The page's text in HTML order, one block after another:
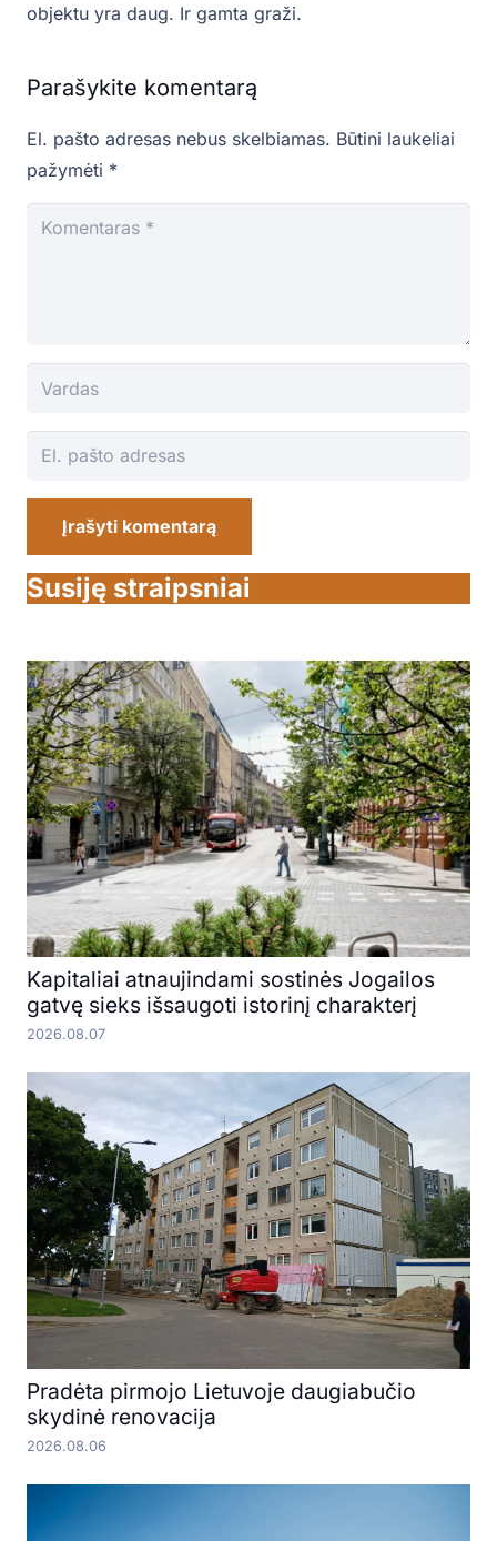
objektu yra daug. Ir gamta graži.
Parašykite komentarą
El. pašto adresas nebus skelbiamas. Būtini laukeliai
pažymėti *
Įrašyti komentarą
Susiję straipsniai
Kapitaliai atnaujindami sostinės Jogailos
gatvę sieks išsaugoti istorinį charakterį
2026.08.07
Pradėta pirmojo Lietuvoje daugiabučio
skydinė renovacija
2026.08.06